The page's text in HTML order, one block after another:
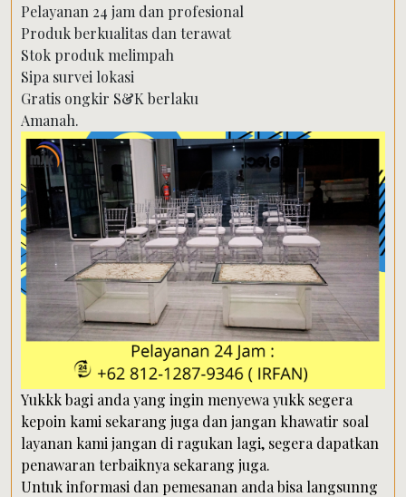
Pelayanan 24 jam dan profesional
Produk berkualitas dan terawat
Stok produk melimpah
Sipa survei lokasi
Gratis ongkir S&K berlaku
Amanah.
Yukkk bagi anda yang ingin menyewa yukk segera
kepoin kami sekarang juga dan jangan khawatir soal
layanan kami jangan di ragukan lagi, segera dapatkan
penawaran terbaiknya sekarang juga.
Untuk informasi dan pemesanan anda bisa langsunng